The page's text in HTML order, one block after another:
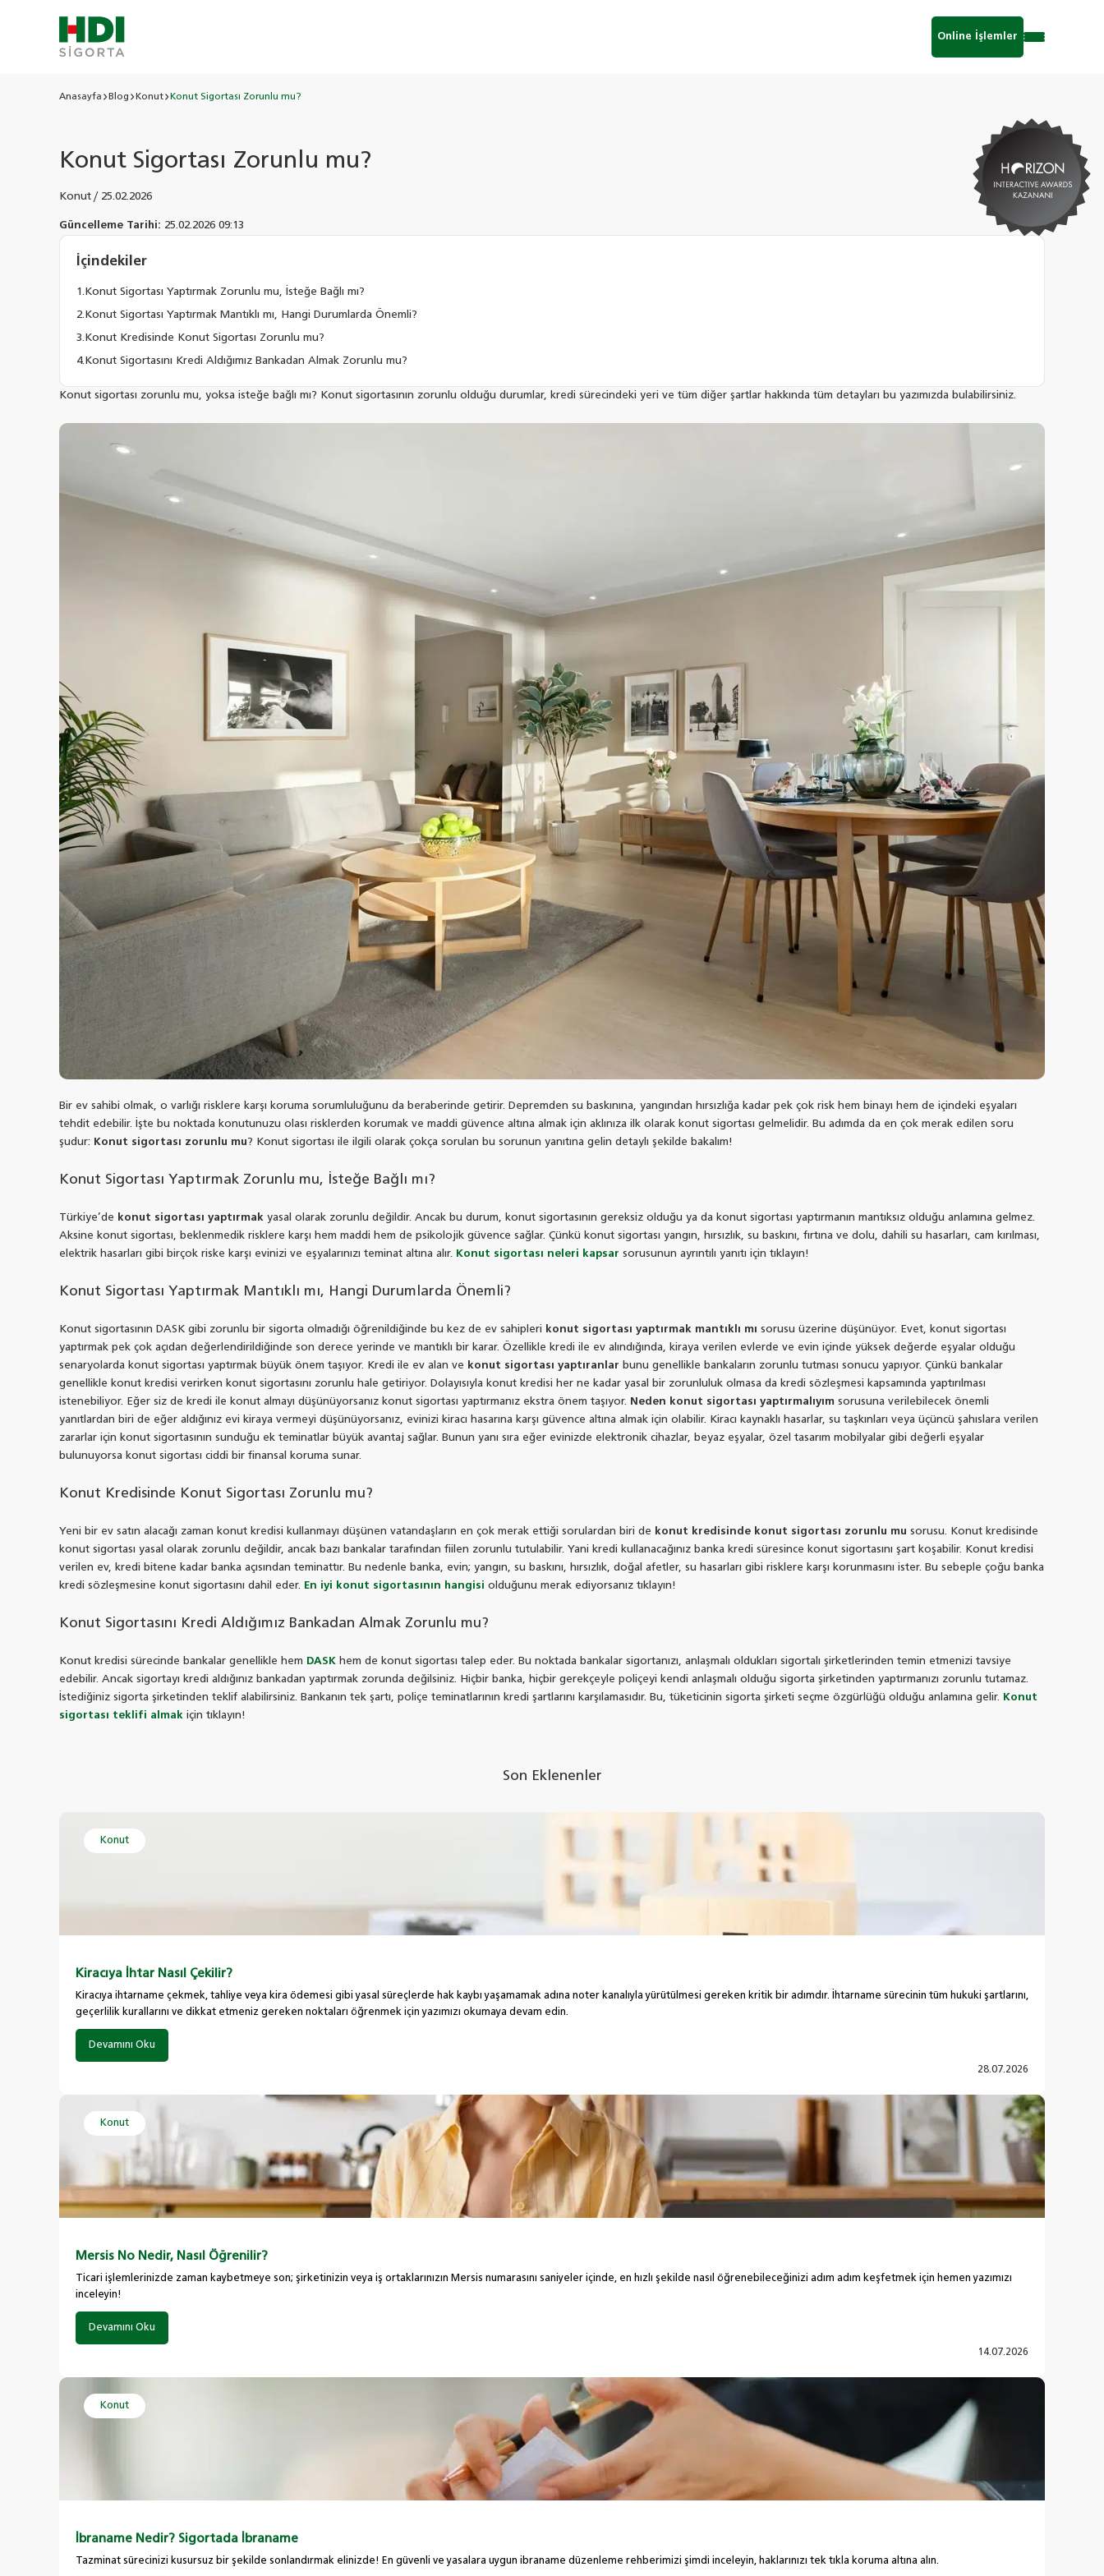
Online İşlemler
Anasayfa Blog Konut Konut Sigortası Zorunlu mu?
Konut Sigortası Zorunlu mu?
Konut / 25.02.2026
Güncelleme Tarihi: 25.02.2026 09:13
Konut sigortası zorunlu mu, yoksa isteğe bağlı mı? Konut sigortasının zorunlu olduğu durumlar, kredi sürecindeki yeri ve tüm diğer şartlar hakkında tüm detayları bu yazımızda bulabilirsiniz.
Bir ev sahibi olmak, o varlığı risklere karşı koruma sorumluluğunu da beraberinde getirir. Depremden su baskınına, yangından hırsızlığa kadar pek çok risk hem binayı hem de içindeki eşyaları
tehdit edebilir. İşte bu noktada konutunuzu olası risklerden korumak ve maddi güvence altına almak için aklınıza ilk olarak konut sigortası gelmelidir. Bu adımda da en çok merak edilen soru
şudur:
Konut sigortası zorunlu mu? Konut sigortası ile ilgili olarak çokça sorulan bu sorunun yanıtına gelin detaylı şekilde bakalım!
Konut Sigortası Yaptırmak Zorunlu mu, İsteğe Bağlı mı?
Türkiye’de konut sigortası yaptırmak yasal olarak zorunlu değildir. Ancak bu durum, konut sigortasının gereksiz olduğu ya da konut sigortası yaptırmanın mantıksız olduğu anlamına gelmez.
Aksine konut sigortası, beklenmedik risklere karşı hem maddi hem de psikolojik güvence sağlar. Çünkü konut sigortası yangın, hırsızlık, su baskını, fırtına ve dolu, dahili su hasarları, cam kırılması,
elektrik hasarları gibi birçok riske karşı evinizi ve eşyalarınızı teminat altına alır. Konut sigortası neleri kapsar sorusunun ayrıntılı yanıtı için tıklayın!
Konut Sigortası Yaptırmak Mantıklı mı, Hangi Durumlarda Önemli?
Konut sigortasının DASK gibi zorunlu bir sigorta olmadığı öğrenildiğinde bu kez de ev sahipleri konut sigortası yaptırmak mantıklı mı sorusu üzerine düşünüyor. Evet, konut sigortası
yaptırmak pek çok açıdan değerlendirildiğinde son derece yerinde ve mantıklı bir karar. Özellikle kredi ile ev alındığında, kiraya verilen evlerde ve evin içinde yüksek değerde eşyalar olduğu
senaryolarda konut sigortası yaptırmak büyük önem taşıyor. Kredi ile ev alan ve
konut sigortası yaptıranlar bunu genellikle bankaların zorunlu tutması sonucu yapıyor. Çünkü bankalar
genellikle konut kredisi verirken konut sigortasını zorunlu hale getiriyor. Dolayısıyla konut kredisi her ne kadar yasal bir zorunluluk olmasa da kredi sözleşmesi kapsamında yaptırılması
istenebiliyor. Eğer siz de kredi ile konut almayı düşünüyorsanız konut sigortası yaptırmanız ekstra önem taşıyor. Neden konut sigortası yaptırmalıyım sorusuna verilebilecek önemli
yanıtlardan biri de eğer aldığınız evi kiraya vermeyi düşünüyorsanız, evinizi kiracı hasarına karşı güvence altına almak için olabilir. Kiracı kaynaklı hasarlar, su taşkınları veya üçüncü şahıslara verilen
zararlar için konut sigortasının sunduğu ek teminatlar büyük avantaj sağlar. Bunun yanı sıra eğer evinizde elektronik cihazlar, beyaz eşyalar, özel tasarım mobilyalar gibi değerli eşyalar
bulunuyorsa konut sigortası ciddi bir finansal koruma sunar.
Konut Kredisinde Konut Sigortası Zorunlu mu?
Yeni bir ev satın alacağı zaman konut kredisi kullanmayı düşünen vatandaşların en çok merak ettiği sorulardan biri de konut kredisinde konut sigortası zorunlu mu sorusu. Konut kredisinde
konut sigortası yasal olarak zorunlu değildir, ancak bazı bankalar tarafından fiilen zorunlu tutulabilir. Yani kredi kullanacağınız banka kredi süresince konut sigortasını şart koşabilir. Konut kredisi
verilen ev, kredi bitene kadar banka açısından teminattır. Bu nedenle banka, evin; yangın, su baskını, hırsızlık, doğal afetler, su hasarları gibi risklere karşı korunmasını ister. Bu sebeple çoğu banka
kredi sözleşmesine konut sigortasını dahil eder. En iyi konut sigortasının hangisi olduğunu merak ediyorsanız tıklayın!
Konut Sigortasını Kredi Aldığımız Bankadan Almak Zorunlu mu?
Konut kredisi sürecinde bankalar genellikle hem DASK hem de konut sigortası talep eder. Bu noktada bankalar sigortanızı, anlaşmalı oldukları sigortalı şirketlerinden temin etmenizi tavsiye
edebilir. Ancak sigortayı kredi aldığınız bankadan yaptırmak zorunda değilsiniz. Hiçbir banka, hiçbir gerekçeyle poliçeyi kendi anlaşmalı olduğu sigorta şirketinden yaptırmanızı zorunlu tutamaz.
İstediğiniz sigorta şirketinden teklif alabilirsiniz. Bankanın tek şartı, poliçe teminatlarının kredi şartlarını karşılamasıdır. Bu, tüketicinin sigorta şirketi seçme özgürlüğü olduğu anlamına gelir. Konut
sigortası teklifi almak için tıklayın!
İçindekiler
Konut Sigortası Yaptırmak Zorunlu mu, İsteğe Bağlı mı?
Konut Sigortası Yaptırmak Mantıklı mı, Hangi Durumlarda Önemli?
Konut Kredisinde Konut Sigortası Zorunlu mu?
Konut Sigortasını Kredi Aldığımız Bankadan Almak Zorunlu mu?
Son Eklenenler
Konut
Kiracıya İhtar Nasıl Çekilir?
Kiracıya ihtarname çekmek, tahliye veya kira ödemesi gibi yasal süreçlerde hak kaybı yaşamamak adına noter kanalıyla yürütülmesi gereken kritik bir adımdır. İhtarname sürecinin tüm hukuki şartlarını,
geçerlilik kurallarını ve dikkat etmeniz gereken noktaları öğrenmek için yazımızı okumaya devam edin.
Devamını Oku
28.07.2026
Konut
Mersis No Nedir, Nasıl Öğrenilir?
Ticari işlemlerinizde zaman kaybetmeye son; şirketinizin veya iş ortaklarınızın Mersis numarasını saniyeler içinde, en hızlı şekilde nasıl öğrenebileceğinizi adım adım keşfetmek için hemen yazımızı
inceleyin!
Devamını Oku
14.07.2026
Konut
İbraname Nedir? Sigortada İbraname
Tazminat sürecinizi kusursuz bir şekilde sonlandırmak elinizde! En güvenli ve yasalara uygun ibraname düzenleme rehberimizi şimdi inceleyin, haklarınızı tek tıkla koruma altına alın.